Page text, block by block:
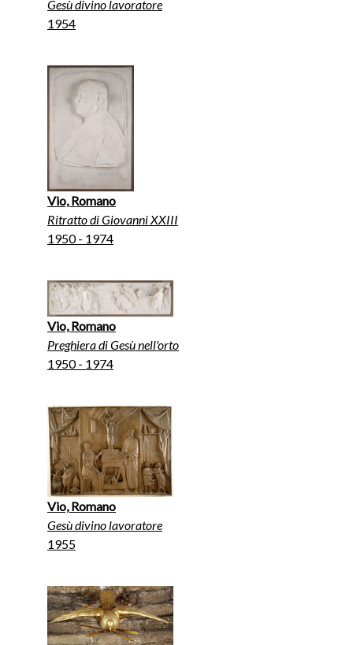
Gesù divino lavoratore
1954
Vio, Romano
Ritratto di Giovanni XXIII
1950 - 1974
Vio, Romano
Preghiera di Gesù nell'orto
1950 - 1974
Vio, Romano
Gesù divino lavoratore
1955